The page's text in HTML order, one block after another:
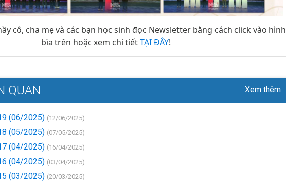
cô, cha mẹ và các bạn học sinh đọc Newsletter bằng cách click vào hình
bìa trên hoặc xem chi tiếtTẠI ĐÂY!
QUAN Xem thêm
(06/2025) (12/06/2025)
(05/2025) (07/05/2025)
(04/2025) (16/04/2025)
(04/2025) (03/04/2025)
(03/2025) (20/03/2025)